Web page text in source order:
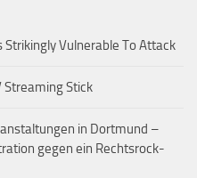
Vulnerable To Attack
Streaming Stick
in Dortmund –
gegen ein Rechtsrock-